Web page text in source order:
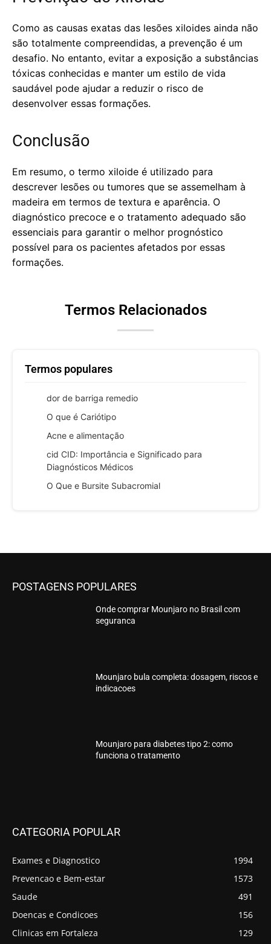
Como as causas exatas das lesões xiloides ainda não
são totalmente compreendidas, a prevenção é um
desafio. No entanto, evitar a exposição a substâncias
tóxicas conhecidas e manter um estilo de vida
saudável pode ajudar a reduzir o risco de
desenvolver essas formações.
Conclusão
Em resumo, o termo xiloide é utilizado para
descrever lesões ou tumores que se assemelham à
madeira em termos de textura e aparência. O
diagnóstico precoce e o tratamento adequado são
essenciais para garantir o melhor prognóstico
possível para os pacientes afetados por essas
formações.
Termos Relacionados
Termos populares
dor de barriga remedio
O que é Cariótipo
Acne e alimentação
cid CID: Importância e Significado para
Diagnósticos Médicos
O Que e Bursite Subacromial
POSTAGENS POPULARES
Onde comprar Mounjaro no Brasil com
seguranca
Mounjaro bula completa: dosagem, riscos e
indicacoes
Mounjaro para diabetes tipo 2: como
funciona o tratamento
CATEGORIA POPULAR
Exames e Diagnostico
1994
Prevencao e Bem-estar
1573
Saude
491
Doencas e Condicoes
156
Clinicas em Fortaleza
129